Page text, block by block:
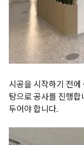
시공을 시작하기 전에
탕으로 공사를 진행합
두어야 합니다.